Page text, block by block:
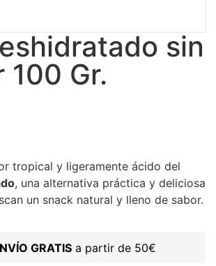
sin
100 Gr.
tropical y ligeramente ácido del
, una alternativa práctica y deliciosa
un snack natural y lleno de sabor.
GRATISa partir de 50€